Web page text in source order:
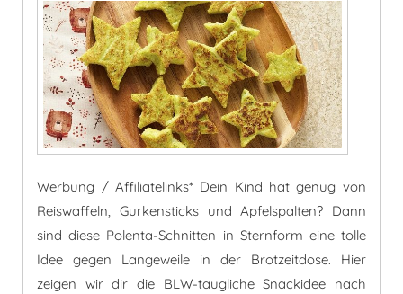
Werbung / Affiliatelinks* Dein Kind hat genug von
Reiswaffeln, Gurkensticks und Apfelspalten? Dann
sind diese Polenta-Schnitten in Sternform eine tolle
Idee gegen Langeweile in der Brotzeitdose. Hier
zeigen wir dir die BLW-taugliche Snackidee nach